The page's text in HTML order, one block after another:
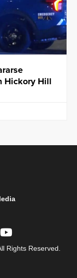
Hickory Hill
Rights Reserved.